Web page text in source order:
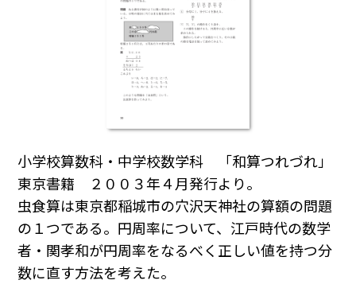
小学校算数科・中学校数学科 「和算つれづれ」
東京書籍 ２００３年４月発行より。
虫食算は東京都稲城市の穴沢天神社の算額の問題
の１つである。円周率について、江戸時代の数学
者・関孝和が円周率をなるべく正しい値を持つ分
数に直す方法を考えた。